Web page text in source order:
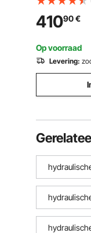
stuurwiel,
cilinder en
voor
41090€
Op voorraad
Levering: